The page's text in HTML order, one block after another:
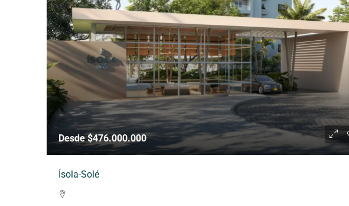
Desde $476.000.000
Ísola-Solé